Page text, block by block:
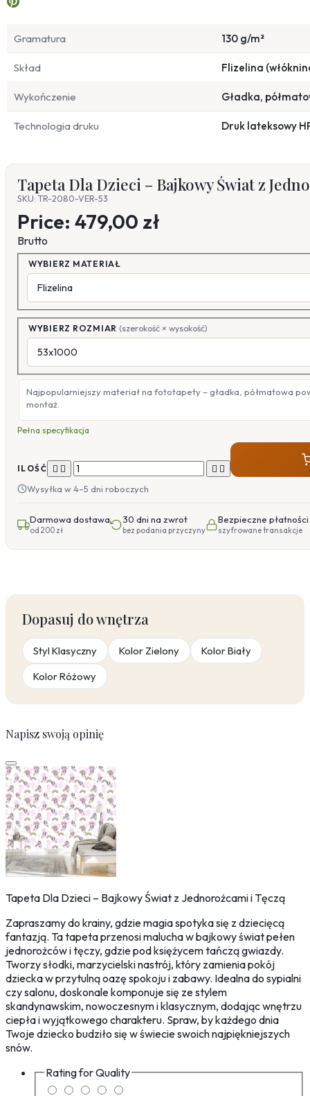
Gramatura 130 g/m²
Skład Flizelina
Wykończenie Gładka,
Technologia druku Druk lateksowy
Tapeta Dla Dzieci – Bajkowy Świat z
SKU: TR-2080-VER-53
Price: 479,00 zł
Brutto
WYBIERZ MATERIAŁ
WYBIERZ ROZMIAR (szerokość × wysokość)
Najpopularniejszy materiał na fototapety – gładka, półmatowa
montaż.
Pełna specyfikacja
ILOŚĆ    
Wysyłka w 4–5 dni roboczych
Darmowa dostawa
od 200 zł
30 dni na zwrot
bez podania przyczyny
Bezpieczne płatności
szyfrowane transakcje
Dopasuj do wnętrza
Styl Klasyczny Kolor Zielony
Kolor Biały
Kolor Różowy
Napisz swoją opinię
Tapeta Dla Dzieci – Bajkowy Świat z Jednorożcami i Tęczą
Zapraszamy do krainy, gdzie magia spotyka się z dziecięcą
fantazją. Ta tapeta przenosi malucha w bajkowy świat pełen
jednorożców i tęczy, gdzie pod księżycem tańczą gwiazdy.
Tworzy słodki, marzycielski nastrój, który zamienia pokój
dziecka w przytulną oazę spokoju i zabawy. Idealna do sypialni
czy salonu, doskonale komponuje się ze stylem
skandynawskim, nowoczesnym i klasycznym, dodając wnętrzu
ciepła i wyjątkowego charakteru. Spraw, by każdego dnia
Twoje dziecko budziło się w świecie swoich najpiękniejszych
snów.
Rating forQuality